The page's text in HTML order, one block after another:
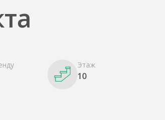
Этаж
10